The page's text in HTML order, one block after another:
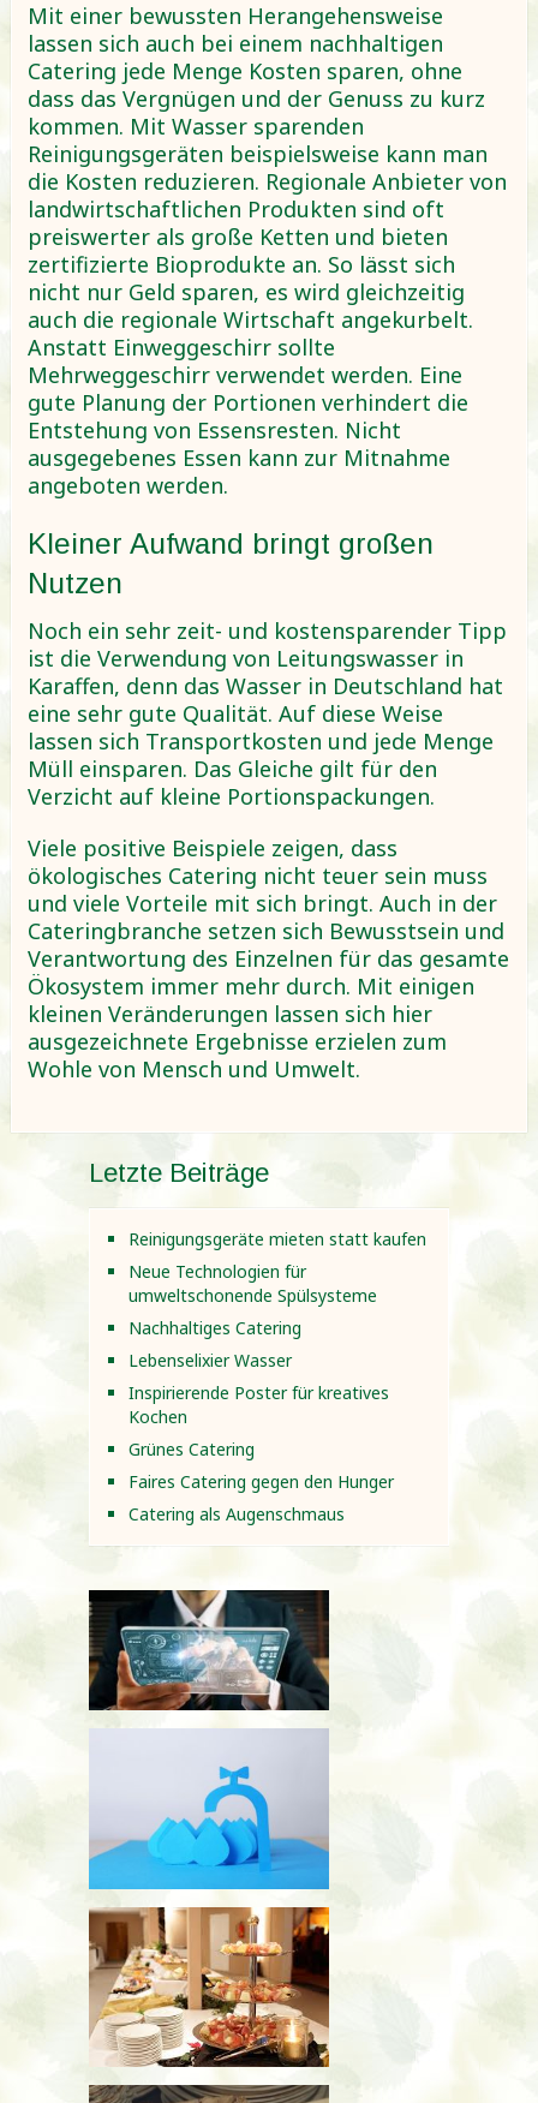
Mit einer bewussten Herangehensweise
lassen sich auch bei einem nachhaltigen
Catering jede Menge Kosten sparen, ohne
dass das Vergnügen und der Genuss zu kurz
kommen. Mit Wasser sparenden
Reinigungsgeräten beispielsweise kann man
die Kosten reduzieren. Regionale Anbieter von
landwirtschaftlichen Produkten sind oft
preiswerter als große Ketten und bieten
zertifizierte Bioprodukte an. So lässt sich
nicht nur Geld sparen, es wird gleichzeitig
auch die regionale Wirtschaft angekurbelt.
Anstatt Einweggeschirr sollte
Mehrweggeschirr verwendet werden. Eine
gute Planung der Portionen verhindert die
Entstehung von Essensresten. Nicht
ausgegebenes Essen kann zur Mitnahme
angeboten werden.
Kleiner Aufwand bringt großen
Nutzen
Noch ein sehr zeit- und kostensparender Tipp
ist die Verwendung von Leitungswasser in
Karaffen, denn das Wasser in Deutschland hat
eine sehr gute Qualität. Auf diese Weise
lassen sich Transportkosten und jede Menge
Müll einsparen. Das Gleiche gilt für den
Verzicht auf kleine Portionspackungen.
Viele positive Beispiele zeigen, dass
ökologisches Catering nicht teuer sein muss
und viele Vorteile mit sich bringt. Auch in der
Cateringbranche setzen sich Bewusstsein und
Verantwortung des Einzelnen für das gesamte
Ökosystem immer mehr durch. Mit einigen
kleinen Veränderungen lassen sich hier
ausgezeichnete Ergebnisse erzielen zum
Wohle von Mensch und Umwelt.
Letzte Beiträge
Reinigungsgeräte mieten statt kaufen
Neue Technologien für
umweltschonende Spülsysteme
Nachhaltiges Catering
Lebenselixier Wasser
Inspirierende Poster für kreatives
Kochen
Grünes Catering
Faires Catering gegen den Hunger
Catering als Augenschmaus